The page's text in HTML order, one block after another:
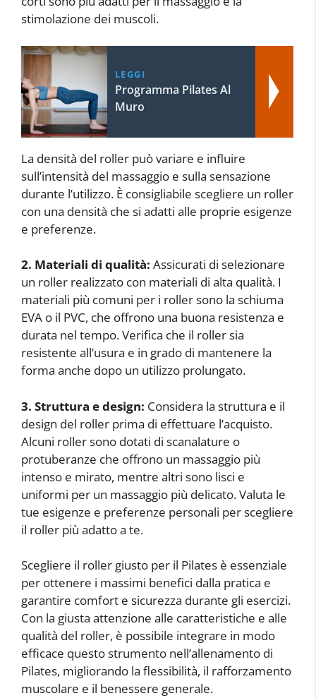
stimolazione dei muscoli.
LEGGI
Programma Pilates Al
Muro
La densità del roller può variare e influire
sull’intensità del massaggio e sulla sensazione
durante l’utilizzo. È consigliabile scegliere un roller
con una densità che si adatti alle proprie esigenze
e preferenze.
2. Materiali di qualità: Assicurati di selezionare
un roller realizzato con materiali di alta qualità. I
materiali più comuni per i roller sono la schiuma
EVA o il PVC, che offrono una buona resistenza e
durata nel tempo. Verifica che il roller sia
resistente all’usura e in grado di mantenere la
forma anche dopo un utilizzo prolungato.
3. Struttura e design: Considera la struttura e il
design del roller prima di effettuare l’acquisto.
Alcuni roller sono dotati di scanalature o
protuberanze che offrono un massaggio più
intenso e mirato, mentre altri sono lisci e
uniformi per un massaggio più delicato. Valuta le
tue esigenze e preferenze personali per scegliere
il roller più adatto a te.
Scegliere il roller giusto per il Pilates è essenziale
per ottenere i massimi benefici dalla pratica e
garantire comfort e sicurezza durante gli esercizi.
Con la giusta attenzione alle caratteristiche e alle
qualità del roller, è possibile integrare in modo
efficace questo strumento nell’allenamento di
Pilates, migliorando la flessibilità, il rafforzamento
muscolare e il benessere generale.